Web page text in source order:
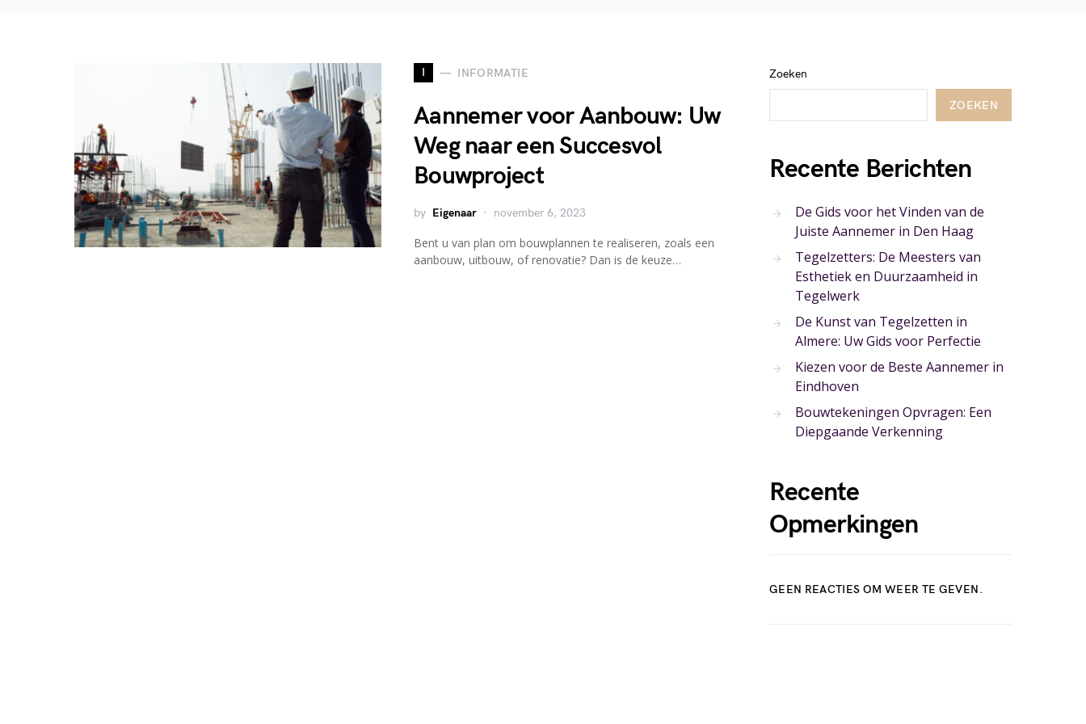
I INFORMATIE
Aannemer voor Aanbouw: Uw
Weg naar een Succesvol
Bouwproject
by Eigenaar november 6, 2023
Bent u van plan om bouwplannen te realiseren, zoals een
aanbouw, uitbouw, of renovatie? Dan is de keuze…
Zoeken
ZOEKEN
Recente Berichten
De Gids voor het Vinden van de
Juiste Aannemer in Den Haag
Tegelzetters: De Meesters van
Esthetiek en Duurzaamheid in
Tegelwerk
De Kunst van Tegelzetten in
Almere: Uw Gids voor Perfectie
Kiezen voor de Beste Aannemer in
Eindhoven
Bouwtekeningen Opvragen: Een
Diepgaande Verkenning
Recente
Opmerkingen
GEEN REACTIES OM WEER TE GEVEN.